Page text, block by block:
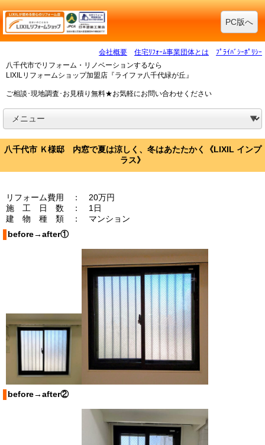
PC版へ
会社概要 住宅ﾘﾌｫｰﾑ事業団体とは
ﾌﾟﾗｲﾊﾞｼｰﾎﾟﾘｼｰ
八千代市でリフォーム・リノベーションするなら
LIXILリフォームショップ加盟店『ライファ八千代緑が丘』
ご相談･現地調査･お見積り無料★お気軽にお問い合わせください
八千代市 Ｋ様邸 内窓で夏は涼しく、冬はあたたかく《LIXIL インプ
ラス》
リフォーム費用 ： 20万円
施 工 日 数 ： 1日
建 物 種 類 ： マンション
before→after①
before→after②